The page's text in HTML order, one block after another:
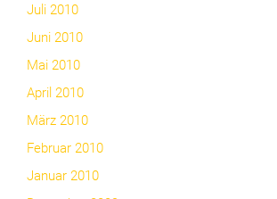
Juli 2010
Juni 2010
Mai 2010
April 2010
März 2010
Februar 2010
Januar 2010